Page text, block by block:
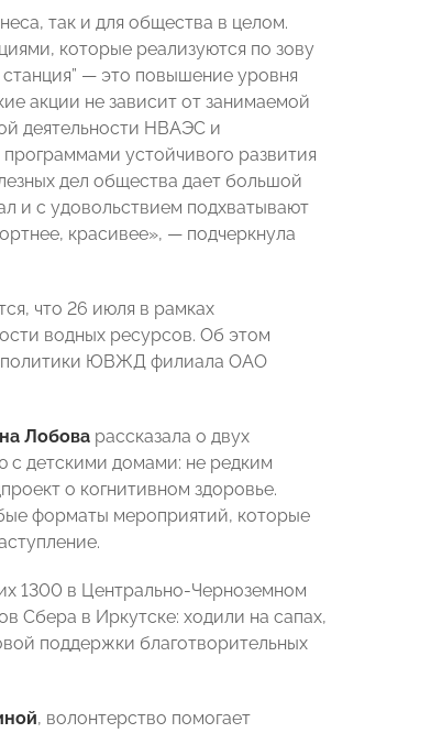
так и для общества в целом.
которые реализуются по зову
— это повышение уровня
акции не зависит от занимаемой
деятельности НВАЭС и
устойчивого развития
дел общества дает большой
и с удовольствием подхватывают
красивее», — подчеркнула
что 26 июля в рамках
водных ресурсов. Об этом
политики ЮВЖД филиала ОАО
Лобова рассказала о двух
с детскими домами: не редким
о когнитивном здоровье.
форматы мероприятий, которые
1300 в Центрально-Черноземном
Сбера в Иркутске: ходили на сапах,
поддержки благотворительных
, волонтерство помогает